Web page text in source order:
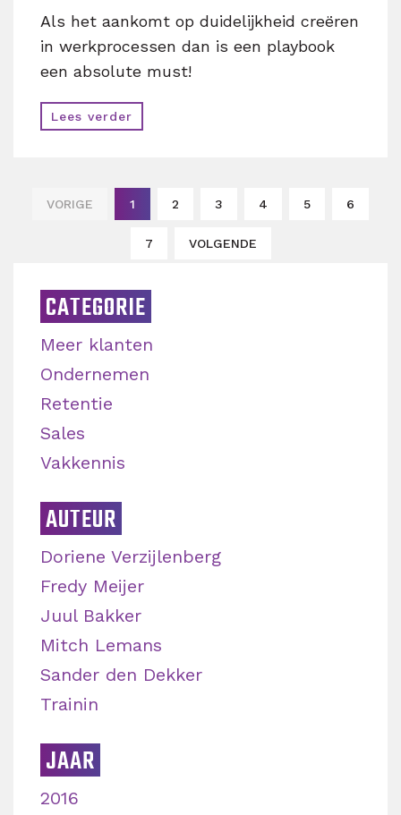
Als het aankomt op duidelijkheid creëren
in werkprocessen dan is een playbook
een absolute must!
Lees verder
VORIGE 1 2 3 4 5 6
7 VOLGENDE
CATEGORIE
Meer klanten
Ondernemen
Retentie
Sales
Vakkennis
AUTEUR
Doriene Verzijlenberg
Fredy Meijer
Juul Bakker
Mitch Lemans
Sander den Dekker
Trainin
JAAR
2016